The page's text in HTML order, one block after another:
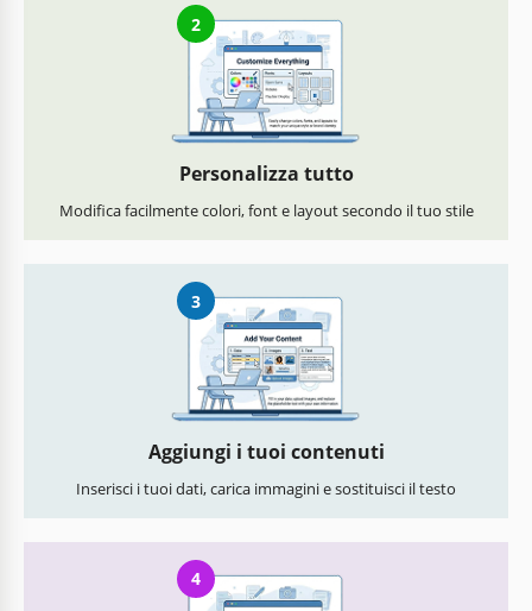
2
Personalizza tutto
Modifica facilmente colori, font e layout secondo il tuo stile
3
Aggiungi i tuoi contenuti
Inserisci i tuoi dati, carica immagini e sostituisci il testo
4